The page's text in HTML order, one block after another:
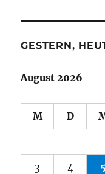
GESTERN,
August 2026
M D
3 4 5